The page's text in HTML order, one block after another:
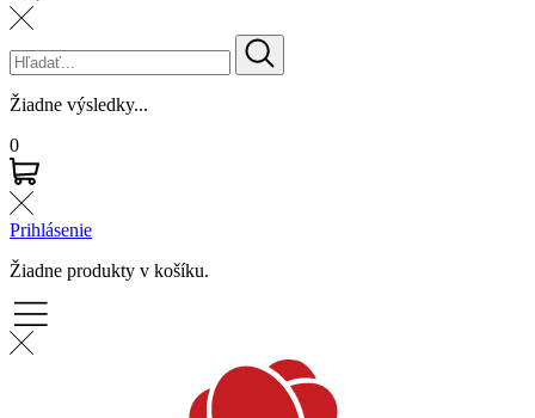
Žiadne výsledky...
0
Prihlásenie
Žiadne produkty v košíku.